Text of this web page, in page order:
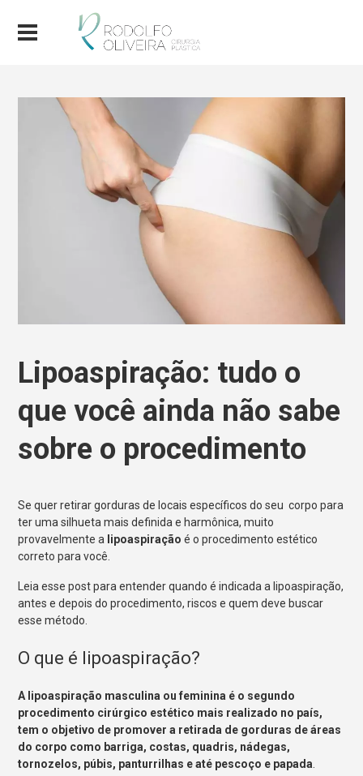
Lipoaspiração: tudo o
que você ainda não sabe
sobre o procedimento
Se quer retirar gorduras de locais específicos do seu corpo para
ter uma silhueta mais definida e harmônica, muito
provavelmente a lipoaspiração é o procedimento estético
correto para você.
Leia esse post para entender quando é indicada a lipoaspiração,
antes e depois do procedimento, riscos e quem deve buscar
esse método.
O que é lipoaspiração?
A lipoaspiração masculina ou feminina é o segundo
procedimento cirúrgico estético mais realizado no país,
tem o objetivo de promover a retirada de gorduras de áreas
do corpo como barriga, costas, quadris, nádegas,
tornozelos, púbis, panturrilhas e até pescoço e papada.